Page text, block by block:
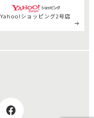
Yahoo!ショッピング2号店